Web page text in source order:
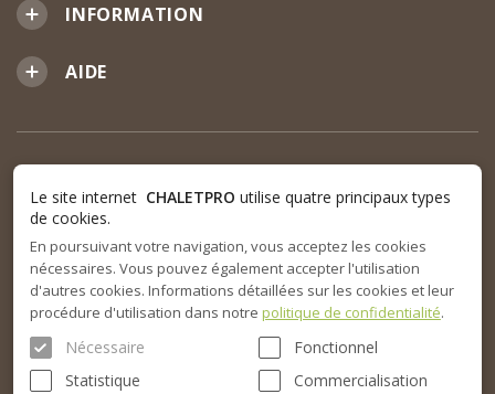
INFORMATION
AIDE
Le site internet CHALETPRO utilise quatre principaux types
de cookies.
En poursuivant votre navigation, vous acceptez les cookies
nécessaires. Vous pouvez également accepter l'utilisation
d'autres cookies. Informations détaillées sur les cookies et leur
procédure d'utilisation dans notre politique de confidentialité.
Nécessaire
Fonctionnel
Statistique
Commercialisation